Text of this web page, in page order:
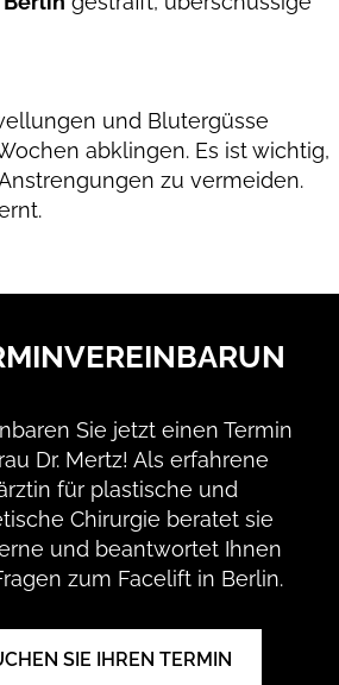
und Blutergüsse
abklingen. Es ist wichtig,
zu vermeiden.
Sie jetzt einen Termin
Dr. Mertz! Als erfahrene
für plastische und
Chirurgie beratet sie
und beantwortet Ihnen
zum Facelift in Berlin.
SIE IHREN TERMIN